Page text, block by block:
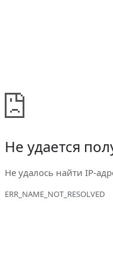
Не удается
Не удалось найти IP-
ERR_NAME_NOT_RESOLVED